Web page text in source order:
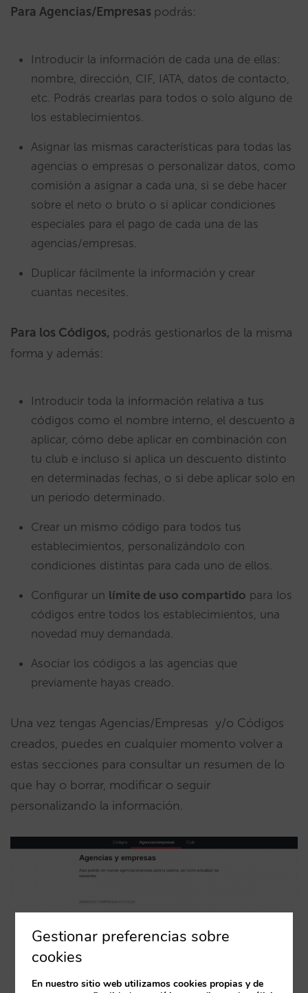
Para Agencias/Empresas podrás:
Introducir la información de cada una de ellas:
nombre, dirección, CIF, IATA, datos de contacto,
etc. Podrás crearlas para todos o solo alguno de
los establecimientos.
Asignar las mismas características para todas las
agencias o empresas o personalizar datos, como
comisión a asignar a cada una, si se debe hacer
sobre el neto o bruto o si aplicar condiciones
especiales para el pago de cada una de las
agencias/empresas.
Duplicar fácilmente la información y crear
cuantas necesites.
Para los Códigos, podrás gestionarlos de la misma
forma y además:
Introducir toda la información relativa a tus
códigos como el nombre interno, el descuento a
aplicar, cómo debe aplicar en combinación con
tu club e incluso si aplica un descuento distinto
en determinadas fechas, o si debe aplicar solo en
un periodo determinado.
Crear un mismo código para todos tus
establecimientos, personalizándolo con
condiciones distintas para cada uno de ellos.
Configurar un límite de uso compartido para los
códigos entre todos los establecimientos, una
novedad muy demandada.
Asociar los códigos a las agencias que
previamente hayas creado.
Una vez tengas Agencias/Empresas y/o Códigos
creados, puedes en cualquier momento volver a
estas secciones para consultar un resumen de lo
que hay o borrar, modificar o seguir
personalizando la información.
Gestionar preferencias sobre
cookies
En nuestro sitio web utilizamos cookies propias y de